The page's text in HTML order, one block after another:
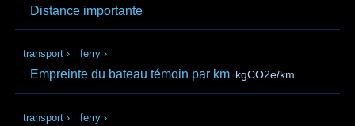
Distance importante
transport › ferry ›
Empreinte du bateau témoin par km kgCO2e/km
transport › ferry ›